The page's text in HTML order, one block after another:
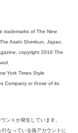
trademarks of The New
Asahi Shimbun, Japan.
copyright 2016 The
York Times Style
Company or those of its
ントが発生しています。
なっている偽アカウントに